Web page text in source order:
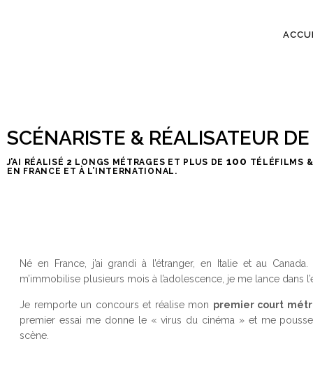
SCÉNARISTE & RÉALISATEUR
J’AI RÉALISÉ 2 LONGS MÉTRAGES ET PLUS DE 100 TÉLÉFILMS
EN FRANCE ET À L’INTERNATIONAL.
Né en France, j’ai grandi à l’étranger, en Italie et au
m’immobilise plusieurs mois à l’adolescence, je me lance dans
Je remporte un concours et réalise mon premier court
premier essai me donne le « virus du cinéma » et me
scène.